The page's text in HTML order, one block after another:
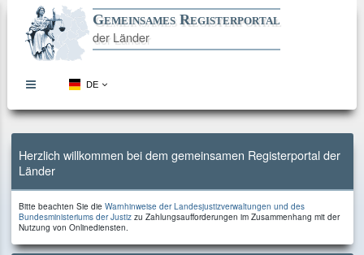
Gemeinsames Registerportal
der Länder
button
DE
Direkt
zum
Direkt
zur
Direkt
zur
Direkt
zum
Herzlich willkommen bei dem gemeinsamen Registerportal der
Länder
Bitte
beachten
Sie
Bitte beachten Sie die Warnhinweise der Landesjustizverwaltungen und des
Bundesministeriums der Justiz zu
Zusammenhang
zu Zahlungsaufforderungen im Zusammenhang mit der
Nutzung von Onlinediensten.